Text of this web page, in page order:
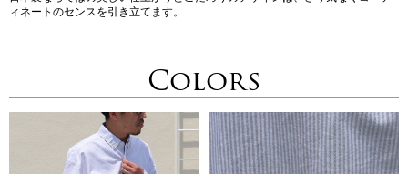
ィネートのセンスを引き立てます。
Colors